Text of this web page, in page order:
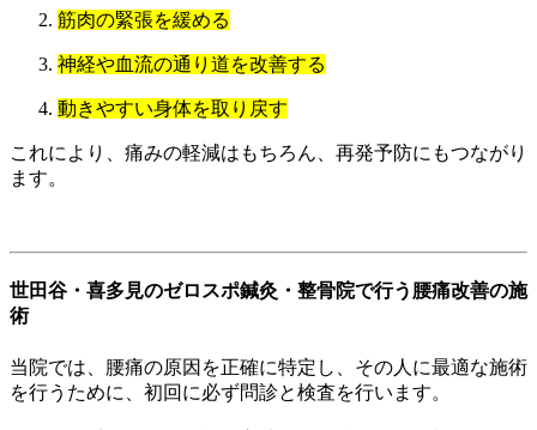
筋肉の緊張を緩める
神経や血流の通り道を改善する
動きやすい身体を取り戻す
これにより、痛みの軽減はもちろん、再発予防にもつながり
ます。
世田谷・喜多見のゼロスポ鍼灸・整骨院で行う腰痛改善の施
術
当院では、腰痛の原因を正確に特定し、その人に最適な施術
を行うために、初回に必ず問診と検査を行います。